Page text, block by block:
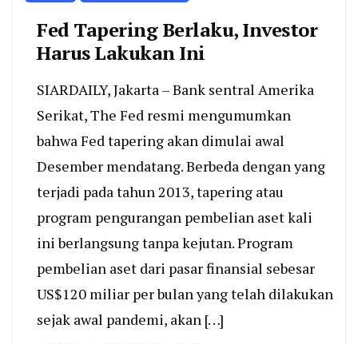
Fed Tapering Berlaku, Investor
Harus Lakukan Ini
SIARDAILY, Jakarta – Bank sentral Amerika
Serikat, The Fed resmi mengumumkan
bahwa Fed tapering akan dimulai awal
Desember mendatang. Berbeda dengan yang
terjadi pada tahun 2013, tapering atau
program pengurangan pembelian aset kali
ini berlangsung tanpa kejutan. Program
pembelian aset dari pasar finansial sebesar
US$120 miliar per bulan yang telah dilakukan
sejak awal pandemi, akan […]